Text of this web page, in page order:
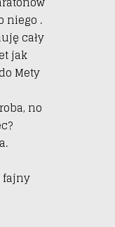
niego .
cały
jak
Mety
no
fajny